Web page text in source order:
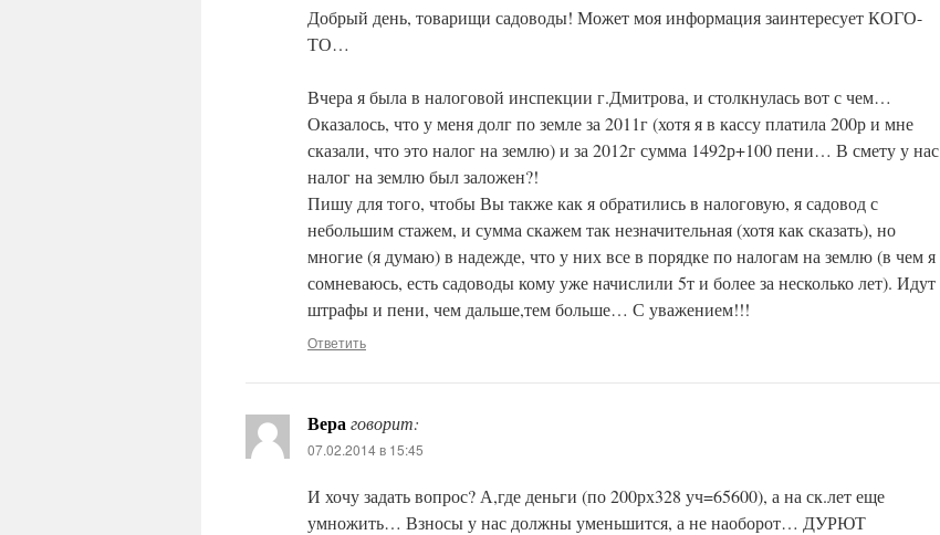
Добрый день, товарищи садоводы! Может моя информация заинтересует КОГО-
ТО…
Вчера я была в налоговой инспекции г.Дмитрова, и столкнулась вот с чем…
Оказалось, что у меня долг по земле за 2011г (хотя я в кассу платила 200р и мне
сказали, что это налог на землю) и за 2012г сумма 1492р+100 пени… В смету у нас
налог на землю был заложен?!
Пишу для того, чтобы Вы также как я обратились в налоговую, я садовод с
небольшим стажем, и сумма скажем так незначительная (хотя как сказать), но
многие (я думаю) в надежде, что у них все в порядке по налогам на землю (в чем я
сомневаюсь, есть садоводы кому уже начислили 5т и более за несколько лет). Идут
штрафы и пени, чем дальше,тем больше… С уважением!!!
Ответить
Вераговорит:
07.02.2014 в 15:45
И хочу задать вопрос? А,где деньги (по 200рх328 уч=65600), а на ск.лет еще
умножить… Взносы у нас должны уменьшится, а не наоборот… ДУРЮТ